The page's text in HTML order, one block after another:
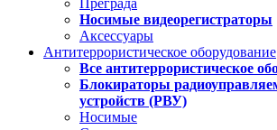
Преграда
Носимые видеорегистраторы
Аксессуары
Антитеррористическое оборудование
Все антитеррористическое
Блокираторы
устройств (РВУ)
Носимые